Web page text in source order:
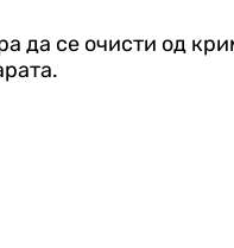
да се очисти од